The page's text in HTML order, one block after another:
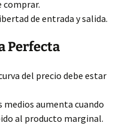
comprar.
de entrada y salida.
Perfecta
del precio debe estar
medios aumenta cuando
al producto marginal.